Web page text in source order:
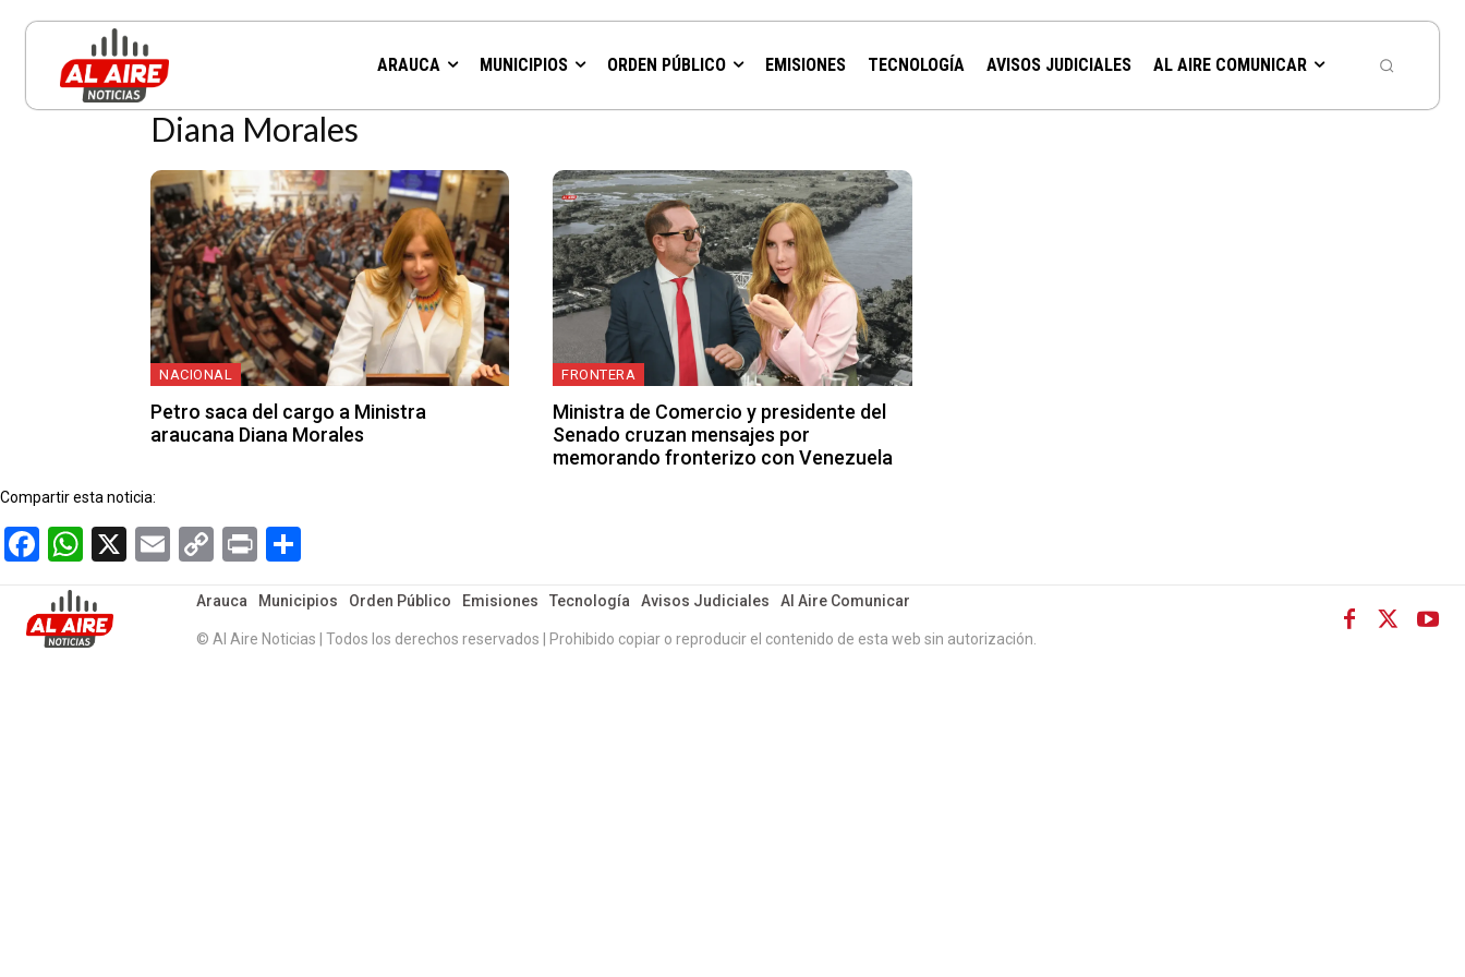
ARAUCA MUNICIPIOS ORDEN PÚBLICO EMISIONES TECNOLOGÍA AVISOS JUDICIALES AL AIRE COMUNICAR
Diana Morales
NACIONAL
Petro saca del cargo a Ministra
araucana Diana Morales
FRONTERA
Ministra de Comercio y presidente del
Senado cruzan mensajes por
memorando fronterizo con Venezuela
Compartir esta noticia:
Facebook
WhatsApp
X EmailCopy
Print
Arauca Municipios Orden Público Emisiones Tecnología Avisos Judiciales Al Aire Comunicar
© Al Aire Noticias | Todos los derechos reservados | Prohibido copiar o reproducir el contenido de esta web sin autorización.